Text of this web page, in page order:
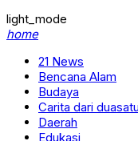
light_mode
home
21 News
Bencana Alam
Budaya
Carita dari
Daerah
Edukasi